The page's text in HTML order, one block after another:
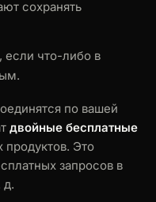
сохранять
если что-либо в
по вашей
двойные бесплатные
продуктов. Это
запросов в
д.